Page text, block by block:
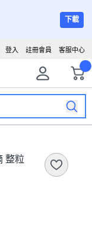
下載
客服中心
註冊會員
登入
整粒